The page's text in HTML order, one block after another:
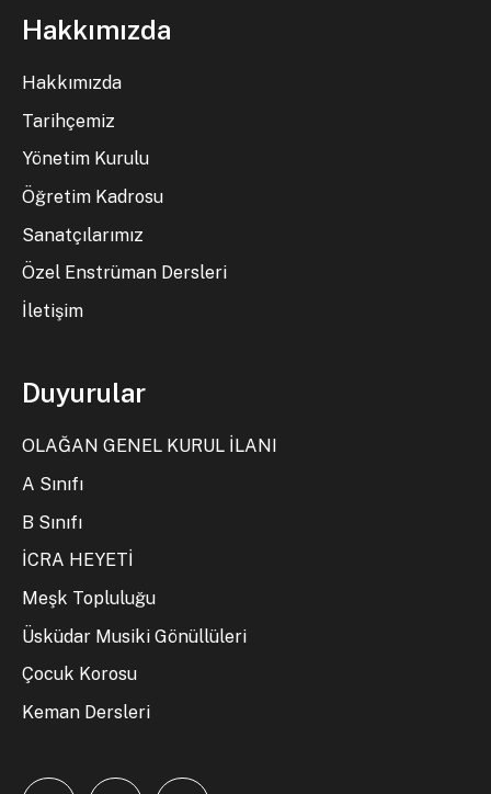
Hakkımızda
Hakkımızda
Tarihçemiz
Yönetim Kurulu
Öğretim Kadrosu
Sanatçılarımız
Özel Enstrüman Dersleri
İletişim
Duyurular
OLAĞAN GENEL KURUL İLANI
A Sınıfı
B Sınıfı
İCRA HEYETİ
Meşk Topluluğu
Üsküdar Musiki Gönüllüleri
Çocuk Korosu
Keman Dersleri